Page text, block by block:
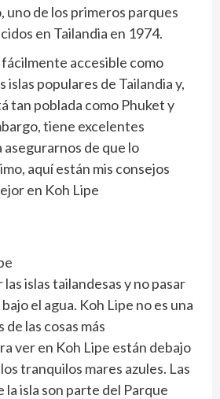
uno de los primeros parques
en Tailandia en 1974.
accesible como
islas populares de Tailandia y,
tan poblada como Phuket y
tiene excelentes
de que lo
aquí están mis consejos
en Koh Lipe
islas tailandesas y no pasar
el agua. Koh Lipe no es una
las cosas más
ver en Koh Lipe están debajo
tranquilos mares azules. Las
la isla son parte del Parque